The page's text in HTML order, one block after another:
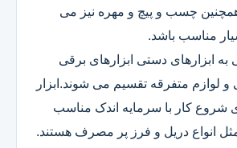
چسب و پیچ و مهره نیز می
مناسب باشد.
به ابزارهای دستی ابزارهای برقی
و لوازم متفرقه تقسیم می شوند.ابزار
شروع کار با سرمایه اندک مناسب
انواع دریل و فرز پر مصرف هستند.